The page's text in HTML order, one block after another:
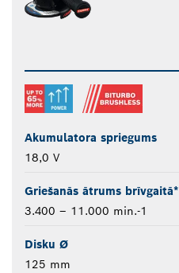
Akumulatora spriegums
18,0 V
Griešanās ātrums brīvgaitā*
3.400 – 11.000 min.-1
Disku Ø
125 mm